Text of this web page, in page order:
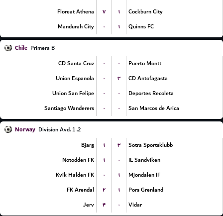
Floreat Athena
۷ ۱
Cockburn City
Mandurah City
۰ ۱ Quinns FC
Chile Primera B
CD Santa Cruz
۰ ۰
Puerto Montt
Union Espanola
۰ ۳
CD Antofagasta
Union San Felipe
۰ ۰
Deportes Recoleta
Santiago Wanderers
۰ ۰ San Marcos de Arica
Norway
2. Division Avd. 1
Bjarg
۱ ۳
Sotra Sportsklubb
Notodden FK
۱ ۰
IL Sandviken
Kvik Halden FK
۰ ۱
Mjondalen IF
FK Arendal
۲ ۱
Pors Grenland
Jerv
۴ ۰ Vidar